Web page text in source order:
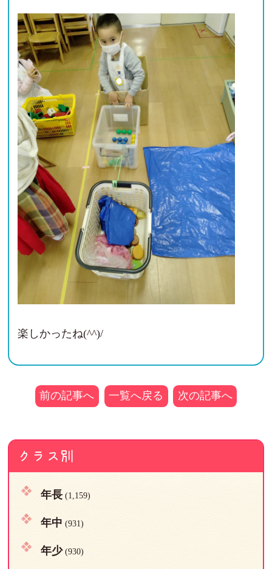
楽しかったね(^^)/
前の記事へ 一覧へ戻る 次の記事へ
クラス別
年長(1,159)
年中 (931)
年少(930)